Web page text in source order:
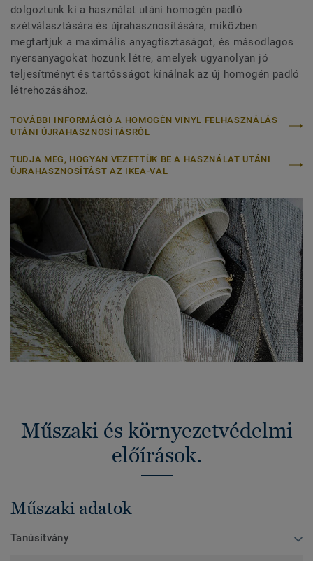
dolgoztunk ki a használat utáni homogén padló
szétválasztására és újrahasznosítására, miközben
megtartjuk a maximális anyagtisztaságot, és másodlagos
nyersanyagokat hozunk létre, amelyek ugyanolyan jó
teljesítményt és tartósságot kínálnak az új homogén padló
létrehozásához.
TOVÁBBI INFORMÁCIÓ A HOMOGÉN VINYL FELHASZNÁLÁS
UTÁNI ÚJRAHASZNOSÍTÁSRÓL
TUDJA MEG, HOGYAN VEZETTÜK BE A HASZNÁLAT UTÁNI
ÚJRAHASZNOSÍTÁST AZ IKEA-VAL
Műszaki és környezetvédelmi
előírások.
Műszaki adatok
Tanúsítvány